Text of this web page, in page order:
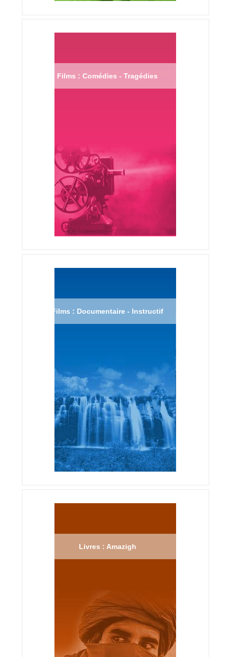
Films : Comédies - Tragédies
Films : Documentaire - Instructif
Livres : Amazigh